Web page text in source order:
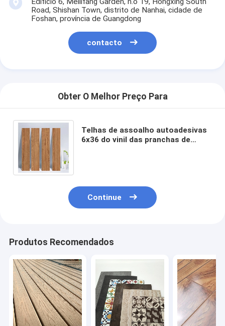
Road, Shishan Town, distrito de Nanhai, cidade de
Foshan, província de Guangdong
contacto
Obter O Melhor Preço Para
Telhas de assoalho autoadesivas
6x36 do vinil das pranchas de
Continue
Produtos Recomendados